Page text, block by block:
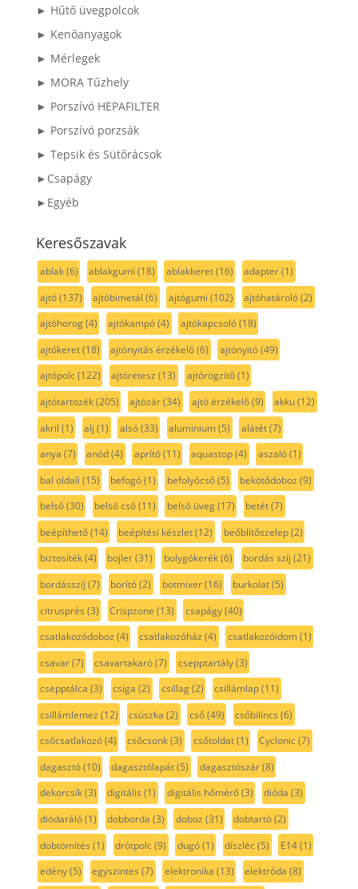
► Hűtő üvegpolcok
► Kenőanyagok
► Mérlegek
► MORA Tűzhely
► Porszívó HEPAFILTER
► Porszívó porzsák
► Tepsik és Sütőrácsok
►Csapágy
►Egyéb
Keresőszavak
ablak(6) ablakgumi (18) ablakkeret(16) adapter(1)
ajtó(137) ajtóbimetál (6) ajtógumi (102) ajtóhatároló(2)
ajtóhorog(4) ajtókampó(4) ajtókapcsoló(18)
ajtókeret(18) ajtónyitás érzékelő(6) ajtónyitó(49)
ajtópolc(122) ajtóretesz (13) ajtórögzítő(1)
ajtótartozék(205) ajtózár(34) ajtó érzékelő(9) akku(12)
akril (1) alj (1) alsó(33) aluminium(5) alátét(7)
anya (7) anód(4) aprító(11) aquastop(4) aszaló(1)
bal oldali (15) befogó(1) befolyócső(5) bekötődoboz (9)
belső(30) belső cső(11) belső üveg(17) betét(7)
beépíthető(14) beépítési készlet(12) beőblítőszelep(2)
biztosíték(4) bojler(31) bolygókerék(6) bordás szíj (21)
bordásszíj (7) borító(2) botmixer(16) burkolat(5)
citrusprés (3) Crispzone (13) csapágy(40)
csatlakozódoboz (4) csatlakozóház (4) csatlakozóidom(1)
csavar(7) csavartakaró(7) csepptartály(3)
csepptálca (3) csiga (2) csillag(2) csillámlap(11)
csillámlemez (12) csúszka (2) cső(49) csőbilincs (6)
csőcsatlakozó(4) csőcsonk(3) csőtoldat(1) Cyclonic(7)
dagasztó(10) dagasztólapát(5) dagasztószár(8)
dekorcsík(3) digitális (1) digitális hőmérő(3) dióda (3)
diódaráló(1) dobborda (3) doboz (31) dobtartó(2)
dobtömítés (1) drótpolc(9) dugó(1) díszléc(5) E14(1)
edény(5) egyszintes (7) elektronika (13) elektróda (8)